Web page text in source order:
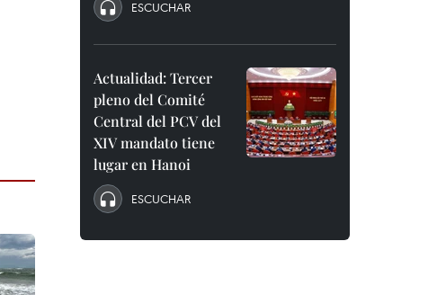
ESCUCHAR
Actualidad: Tercer
pleno del Comité
Central del PCV del
XIV mandato tiene
lugar en Hanoi
ESCUCHAR